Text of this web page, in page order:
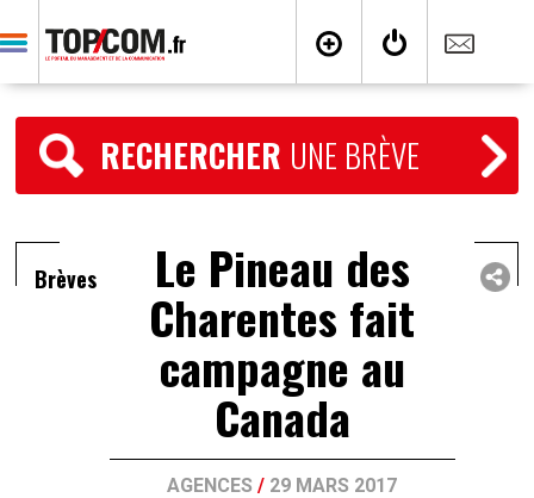
RECHERCHER UNE BRÈVE
Brèves Le Pineau des
Charentes fait
campagne au
Canada
AGENCES / 29 MARS 2017